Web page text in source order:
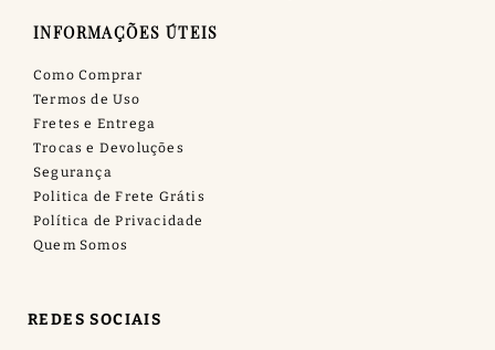
INFORMAÇÕES ÚTEIS
Como Comprar
Termos de Uso
Fretes e Entrega
Trocas e Devoluções
Segurança
Politica de Frete Grátis
Política de Privacidade
Quem Somos
REDES SOCIAIS